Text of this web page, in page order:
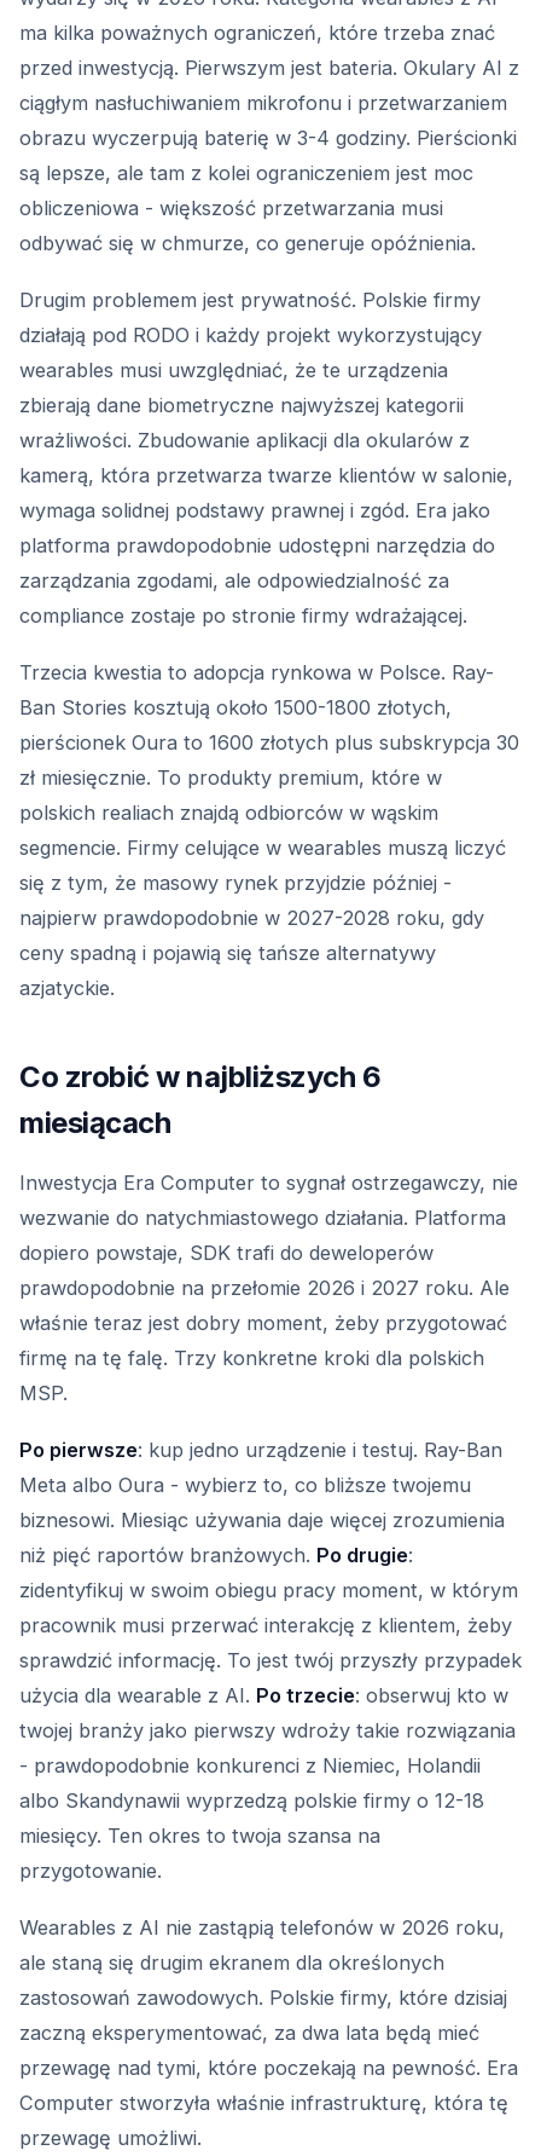
ma kilka poważnych ograniczeń, które trzeba znać
przed inwestycją. Pierwszym jest bateria. Okulary AI z
ciągłym nasłuchiwaniem mikrofonu i przetwarzaniem
obrazu wyczerpują baterię w 3-4 godziny. Pierścionki
są lepsze, ale tam z kolei ograniczeniem jest moc
obliczeniowa - większość przetwarzania musi
odbywać się w chmurze, co generuje opóźnienia.
Drugim problemem jest prywatność. Polskie firmy
działają pod RODO i każdy projekt wykorzystujący
wearables musi uwzględniać, że te urządzenia
zbierają dane biometryczne najwyższej kategorii
wrażliwości. Zbudowanie aplikacji dla okularów z
kamerą, która przetwarza twarze klientów w salonie,
wymaga solidnej podstawy prawnej i zgód. Era jako
platforma prawdopodobnie udostępni narzędzia do
zarządzania zgodami, ale odpowiedzialność za
compliance zostaje po stronie firmy wdrażającej.
Trzecia kwestia to adopcja rynkowa w Polsce. Ray-
Ban Stories kosztują około 1500-1800 złotych,
pierścionek Oura to 1600 złotych plus subskrypcja 30
zł miesięcznie. To produkty premium, które w
polskich realiach znajdą odbiorców w wąskim
segmencie. Firmy celujące w wearables muszą liczyć
się z tym, że masowy rynek przyjdzie później -
najpierw prawdopodobnie w 2027-2028 roku, gdy
ceny spadną i pojawią się tańsze alternatywy
azjatyckie.
Co zrobić w najbliższych 6
miesiącach
Inwestycja Era Computer to sygnał ostrzegawczy, nie
wezwanie do natychmiastowego działania. Platforma
dopiero powstaje, SDK trafi do deweloperów
prawdopodobnie na przełomie 2026 i 2027 roku. Ale
właśnie teraz jest dobry moment, żeby przygotować
firmę na tę falę. Trzy konkretne kroki dla polskich
MSP.
Po pierwsze: kup jedno urządzenie i testuj. Ray-Ban
Meta albo Oura - wybierz to, co bliższe twojemu
biznesowi. Miesiąc używania daje więcej zrozumienia
niż pięć raportów branżowych. Po drugie:
zidentyfikuj w swoim obiegu pracy moment, w którym
pracownik musi przerwać interakcję z klientem, żeby
sprawdzić informację. To jest twój przyszły przypadek
użycia dla wearable z AI. Po trzecie: obserwuj kto w
twojej branży jako pierwszy wdroży takie rozwiązania
- prawdopodobnie konkurenci z Niemiec, Holandii
albo Skandynawii wyprzedzą polskie firmy o 12-18
miesięcy. Ten okres to twoja szansa na
przygotowanie.
Wearables z AI nie zastąpią telefonów w 2026 roku,
ale staną się drugim ekranem dla określonych
zastosowań zawodowych. Polskie firmy, które dzisiaj
zaczną eksperymentować, za dwa lata będą mieć
przewagę nad tymi, które poczekają na pewność. Era
Computer stworzyła właśnie infrastrukturę, która tę
przewagę umożliwi.